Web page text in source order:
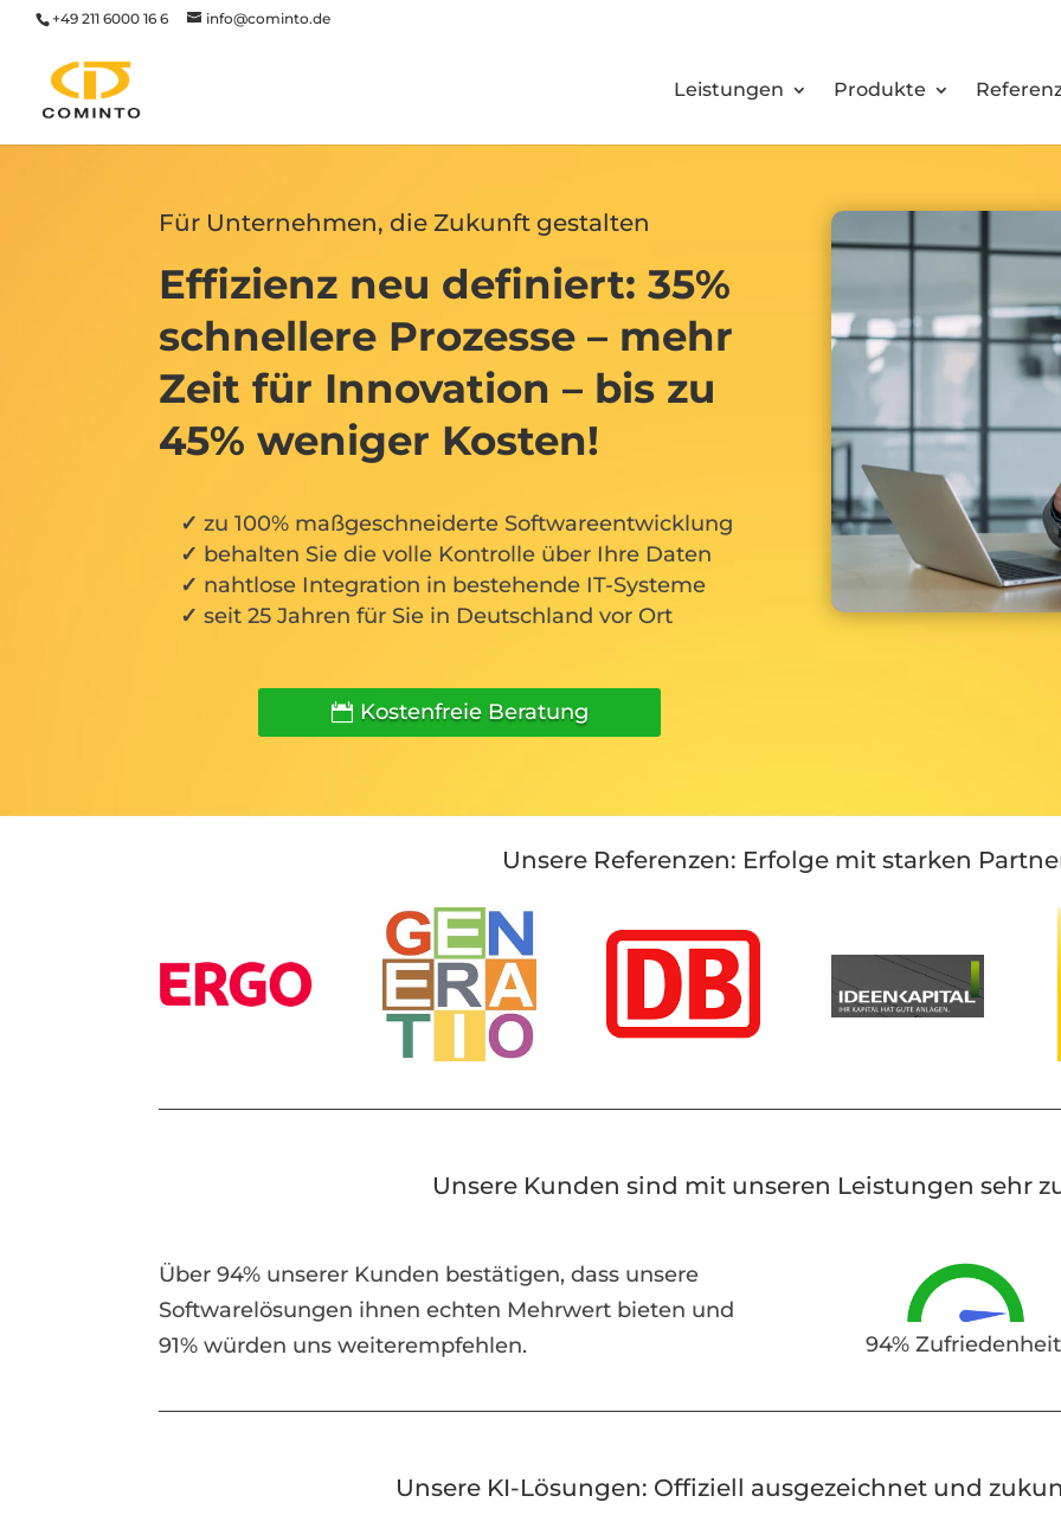
+49 211 6000 16 6 info@cominto.de
Leistungen Produkte
Für Unternehmen, die Zukunft gestalten
Effizienz neu definiert: 35%
schnellere Prozesse – mehr
Zeit für Innovation – bis zu
45% weniger Kosten!
zu 100% maßgeschneiderte Softwareentwicklung
behalten Sie die volle Kontrolle über Ihre Daten
nahtlose Integration in bestehende IT-Systeme
seit 25 Jahren für Sie in Deutschland vor Ort
Kostenfreie Beratung
Unsere Referenzen: Erfolge mit starken
Unsere Kunden sind mit unseren Leistungen sehr
Über 94% unserer Kunden bestätigen, dass unsere
Softwarelösungen ihnen echten Mehrwert bieten und
91% würden uns weiterempfehlen.
94% Zufriedenheit
Unsere KI-Lösungen: Offiziell ausgezeichnet und